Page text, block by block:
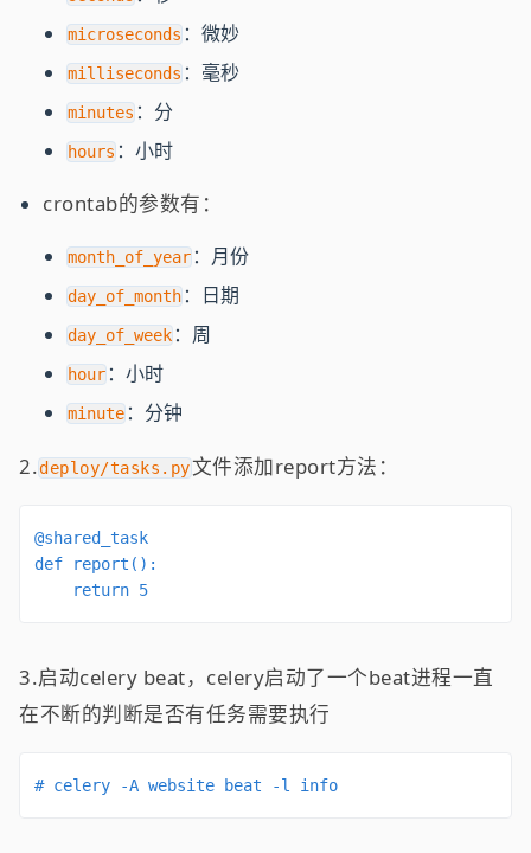
microseconds ：微妙
milliseconds ：毫秒
minutes ：分
hours ：小时
crontab的参数有：
month_of_year ：月份
day_of_month ：日期
day_of_week ：周
hour ：小时
minute ：分钟
2.deploy/tasks.py文件添加report方法：
@shared_task
def report():
    return 5
3.启动celery beat，celery启动了一个beat进程一直
在不断的判断是否有任务需要执行
# celery -A website beat -l info